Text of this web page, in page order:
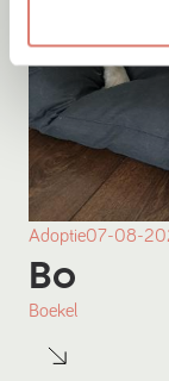
Adoptie07-08-
Bo
Boekel